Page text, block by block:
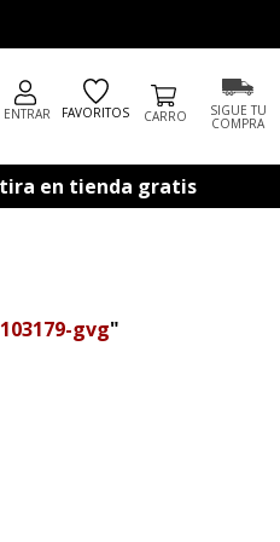
ENTRAR FAVORITOS SIGUE TU
COMPRA
en tienda gratis
gvg"